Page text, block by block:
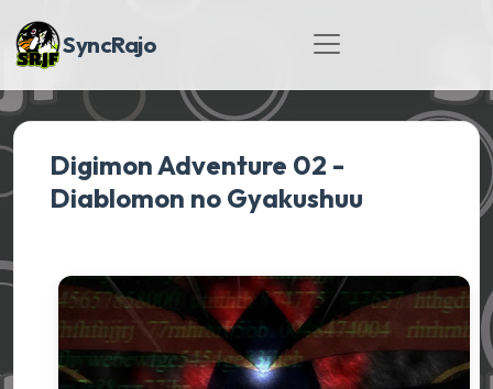
SyncRajo
Digimon Adventure 02 -
Diablomon no Gyakushuu